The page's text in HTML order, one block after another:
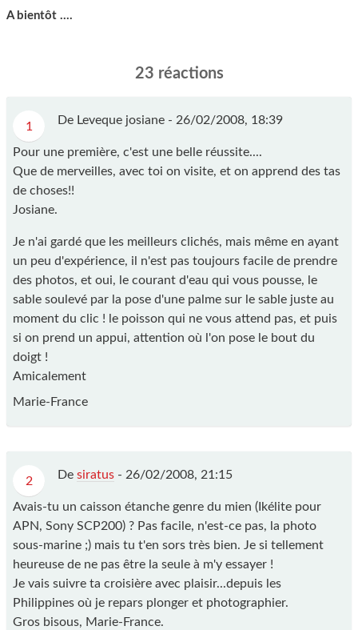
A bientôt ....
23 réactions
1 De Leveque josiane - 26/02/2008, 18:39
Pour une première, c'est une belle réussite....
Que de merveilles, avec toi on visite, et on apprend des tas
de choses!!
Josiane.
Je n'ai gardé que les meilleurs clichés, mais même en ayant
un peu d'expérience, il n'est pas toujours facile de prendre
des photos, et oui, le courant d'eau qui vous pousse, le
sable soulevé par la pose d'une palme sur le sable juste au
moment du clic ! le poisson qui ne vous attend pas, et puis
si on prend un appui, attention où l'on pose le bout du
doigt !
Amicalement
Marie-France
2 De siratus - 26/02/2008, 21:15
Avais-tu un caisson étanche genre du mien (Ikélite pour
APN, Sony SCP200) ? Pas facile, n'est-ce pas, la photo
sous-marine ;) mais tu t'en sors très bien. Je si tellement
heureuse de ne pas être la seule à m'y essayer !
Je vais suivre ta croisière avec plaisir...depuis les
Philippines où je repars plonger et photographier.
Gros bisous, Marie-France.